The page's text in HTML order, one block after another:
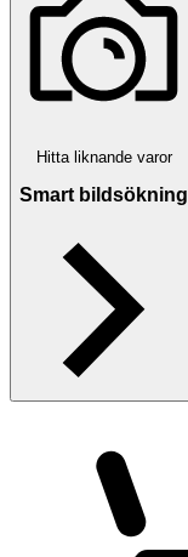
Hitta liknande varor
Smart bildsökning